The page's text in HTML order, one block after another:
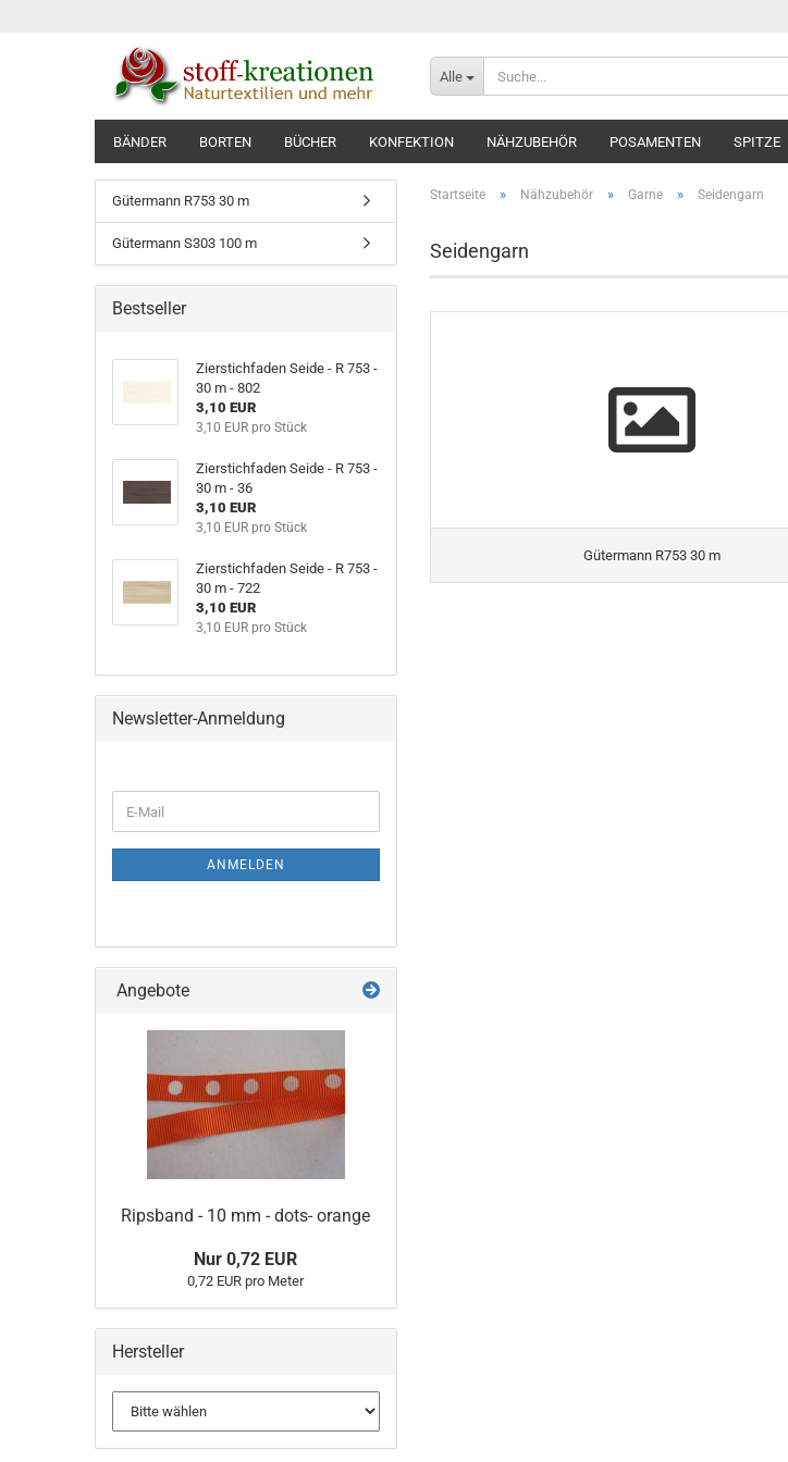
Alle
BÄNDER BORTEN BÜCHER KONFEKTION NÄHZUBEHÖR POSAMENTEN SPITZE
Startseite » Nähzubehör » Garne » Seidengarn
Seidengarn
Gütermann R753 30 m
Gütermann R753 30 m
Gütermann S303 100 m
Bestseller
Zierstichfaden Seide - R 753 -
30 m - 802
3,10 EUR
3,10 EUR pro Stück
Zierstichfaden Seide - R 753 -
30 m - 36
3,10 EUR
3,10 EUR pro Stück
Zierstichfaden Seide - R 753 -
30 m - 722
3,10 EUR
3,10 EUR pro Stück
Newsletter-Anmeldung
ZUR
E-
Mail
ANMELDEN
Angebote
Ripsband - 10 mm - dots- orange
Nur 0,72 EUR
0,72 EUR pro Meter
Hersteller